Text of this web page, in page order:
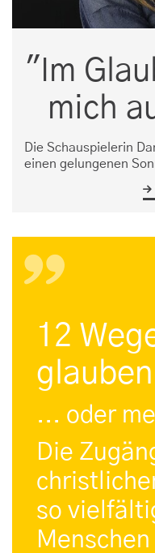
"Im
mich
Die Schauspielerin
einen gelungenen
12
glauben
... oder
Die
so